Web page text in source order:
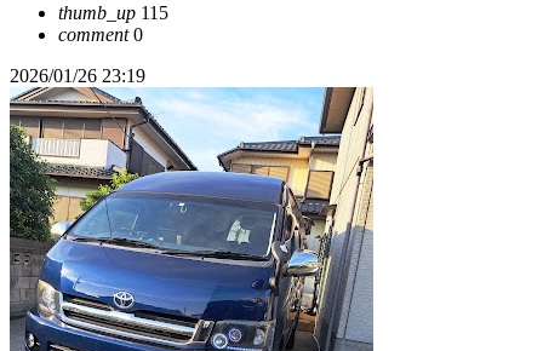
thumb_up 115
comment0
2026/01/26 23:19